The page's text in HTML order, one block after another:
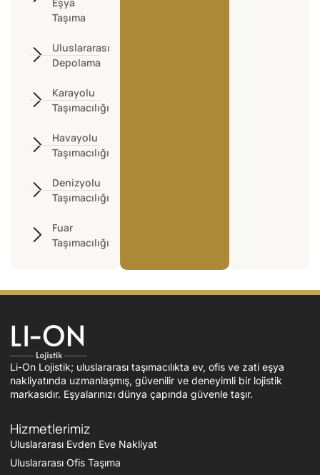
Eşya
Taşıma
Uluslararası
Depolama
Karayolu
Taşımacılığı
Havayolu
Taşımacılığı
Denizyolu
Taşımacılığı
Fuar
Taşımacılığı
Li-On Lojistik; uluslararası taşımacılıkta ev, ofis ve zati eşya
nakliyatında uzmanlaşmış, güvenilir ve deneyimli bir lojistik
markasıdır. Eşyalarınızı dünya çapında güvenle taşır.
Hizmetlerimiz
Uluslararası Evden Eve Nakliyat
Uluslararası Ofis Taşıma